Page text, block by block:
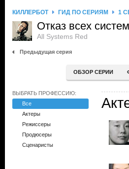
КИЛЛЕРБОТ ГИД ПО СЕРИЯМ 1
Отказ всех систем
All Systems Red
Предыдущая серия
ОБЗОР СЕРИИ
ВЫБРАТЬ ПРОФЕССИЮ:
Все
Актеры
Режиссеры
Продюсеры
Сценаристы